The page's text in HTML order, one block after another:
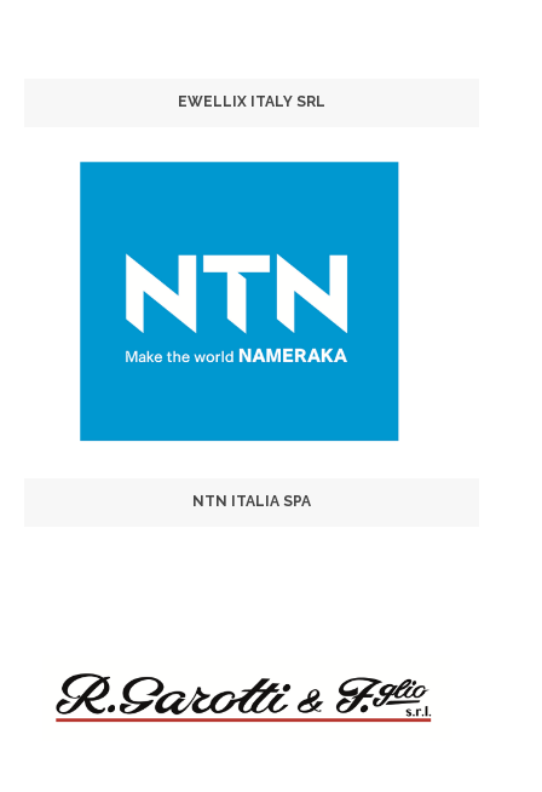
EWELLIX ITALY SRL
NTN ITALIA SPA